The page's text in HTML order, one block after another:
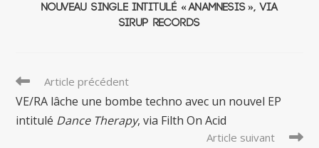
nouveau single intitulé « Anamnesis », via
Sirup Records
Read
more
articles
Article précédent
VE/RA lâche une bombe techno avec un nouvel EP
intitulé Dance Therapy, via Filth On Acid
Article suivant